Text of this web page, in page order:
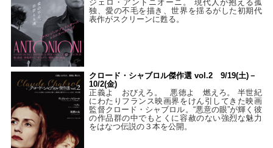
ジェロ・アントニオーニ。 現代人が抱える孤
独、愛の不毛を描き、世界を揺るがした初期代
表作がスクリーンに甦る。
クロード・シャブロル傑作選 vol.2 9/19(土)－
10/2(金)
正義よ おびえろ。 悪徳よ 燃えろ。 半世紀
にわたりフランス映画界をけん引してきた映画
監督クロード・シャブロル。“悪意の眼”が輝く彼
の作品群の中でもとくに容赦のない強烈な魅力
をはなつ伝説の３本を公開。